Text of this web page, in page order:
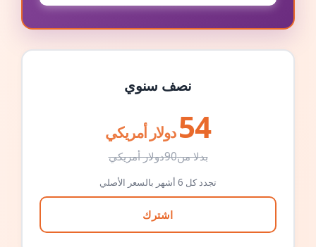
نصف سنوي
54 دولار أمريكي
بدلا من90دولار أمريكي
تجدد كل 6 أشهر بالسعر الأصلي
اشترك